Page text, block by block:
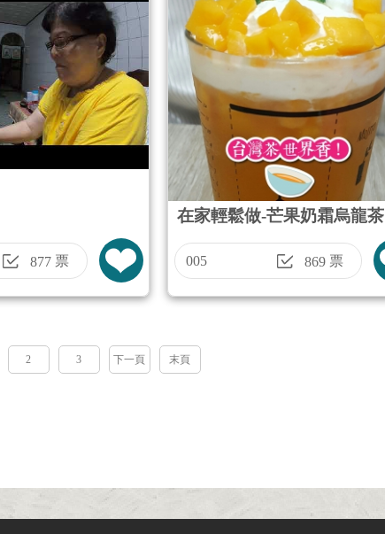
877票
在家輕鬆做-芒果奶霜烏龍茶
005 869票
2 3 下一頁 末頁